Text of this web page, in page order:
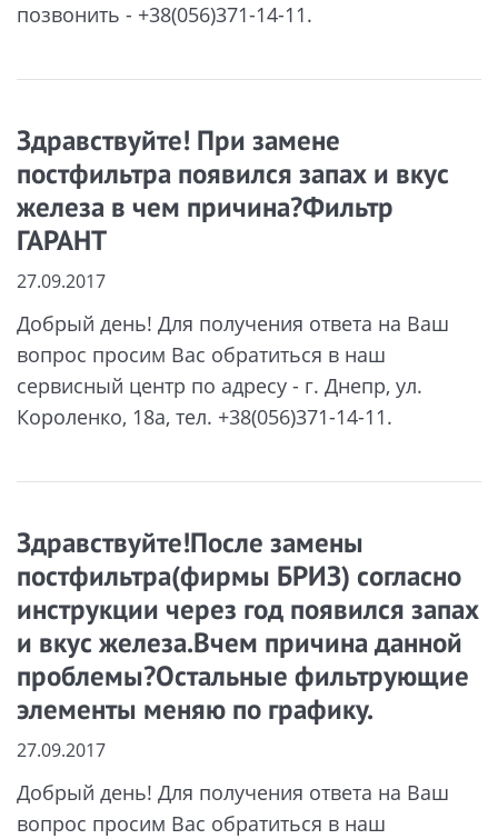
позвонить - +38(056)371-14-11.
Здравствуйте! При замене
постфильтра появился запах и вкус
железа в чем причина?Фильтр
ГАРАНТ
27.09.2017
Добрый день! Для получения ответа на Ваш
вопрос просим Вас обратиться в наш
сервисный центр по адресу - г. Днепр, ул.
Короленко, 18а, тел. +38(056)371-14-11.
Здравствуйте!После замены
постфильтра(фирмы БРИЗ) согласно
инструкции через год появился запах
и вкус железа.Вчем причина данной
проблемы?Остальные фильтрующие
элементы меняю по графику.
27.09.2017
Добрый день! Для получения ответа на Ваш
вопрос просим Вас обратиться в наш